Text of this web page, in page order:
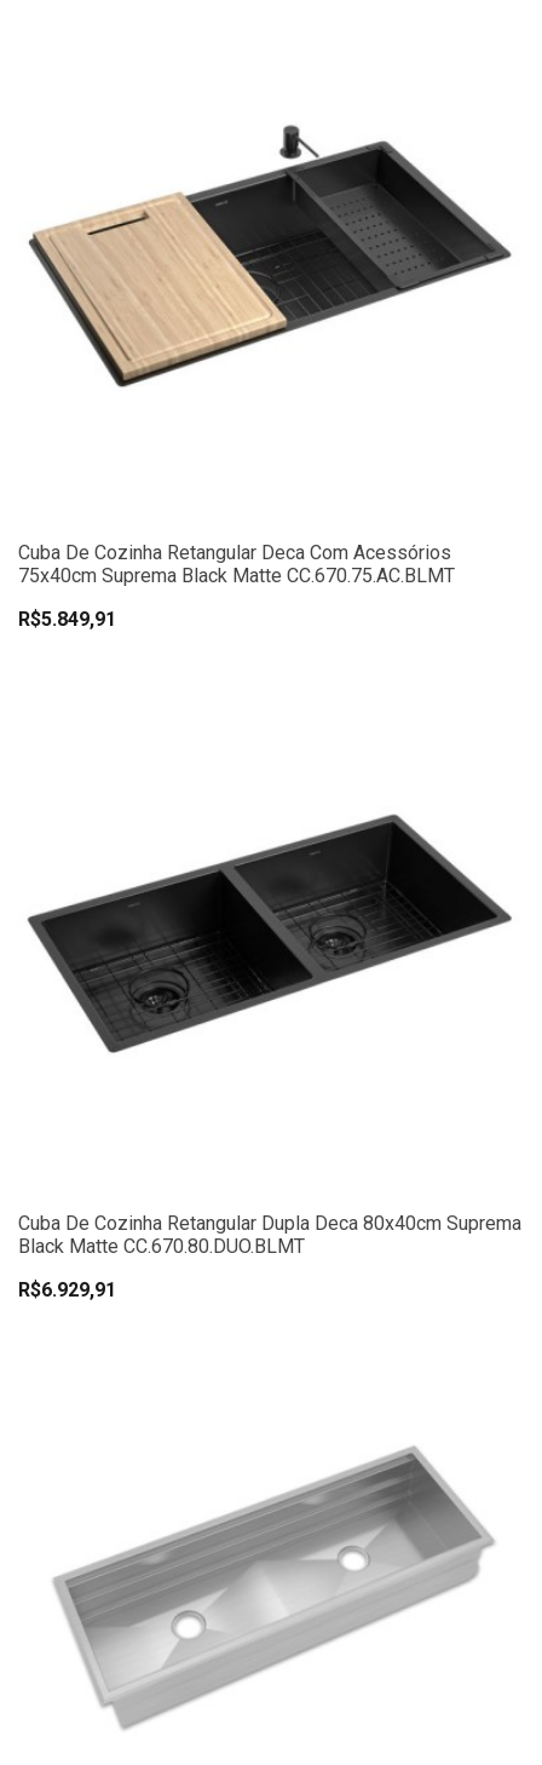
Cuba De Cozinha Retangular Deca Com Acessórios
75x40cm Suprema Black Matte CC.670.75.AC.BLMT
R$5.849,91
Cuba De Cozinha Retangular Dupla Deca 80x40cm Suprema
Black Matte CC.670.80.DUO.BLMT
R$6.929,91